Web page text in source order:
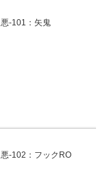
悪-101：矢鬼
悪-102：フックRO